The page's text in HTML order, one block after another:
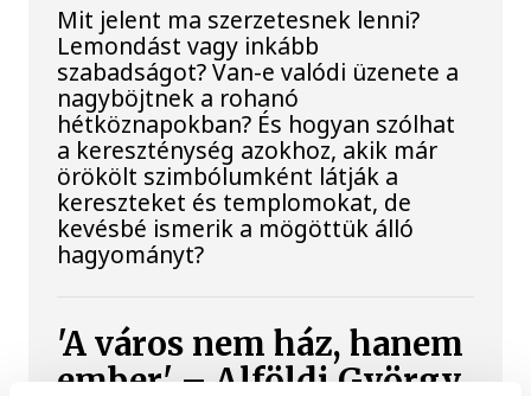
Mit jelent ma szerzetesnek lenni?
Lemondást vagy inkább
szabadságot? Van-e valódi üzenete a
nagyböjtnek a rohanó
hétköznapokban? És hogyan szólhat
a kereszténység azokhoz, akik már
örökölt szimbólumként látják a
kereszteket és templomokat, de
kevésbé ismerik a mögöttük álló
hagyományt?
'A város nem ház, hanem
ember' – Alföldi György